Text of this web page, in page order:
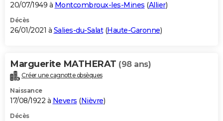
20/07/1949 à Montcombroux-les-Mines (Allier)
Décès
26/01/2021 à Salies-du-Salat(Haute-Garonne)
Marguerite MATHERAT (98 ans)
Créer une cagnotte obsèques
Naissance
17/08/1922 à Nevers (Nièvre)
Décès